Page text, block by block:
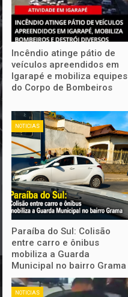
Incêndio atinge pátio de
veículos apreendidos em
Igarapé e mobiliza equipes
do Corpo de Bombeiros
NOTICIAS
Paraíba do Sul: Colisão
entre carro e ônibus
mobiliza a Guarda
Municipal no bairro Grama
NOTICIAS